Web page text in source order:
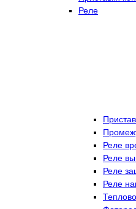
Реле
Реле
Реле
Реле
Реле